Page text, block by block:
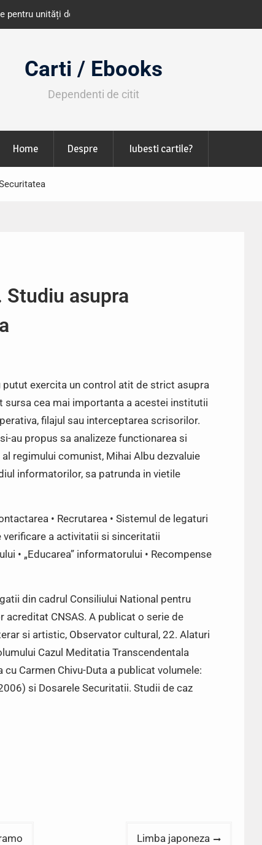
din România
octombrie
Carti / Ebooks
Dependenti de citit
Home Despre Iubesti cartile?
asupra
exercita un control atit de strict asupra
cea mai importanta a acestei institutii
filajul sau interceptarea scrisorilor.
au propus sa analizeze functionarea si
regimului comunist, Mihai Albu dezvaluie
informatorilor, sa patrunda in vietile
• Recrutarea • Sistemul de legaturi
verificare a activitatii si sinceritatii
• „Educarea” informatorului • Recompense
din cadrul Consiliului National pentru
CNSAS. A publicat o serie de
si artistic, Observator cultural, 22. Alaturi
Cazul Meditatia Transcendentala
Carmen Chivu-Duta a publicat volumele:
si Dosarele Securitatii. Studii de caz
Limba japoneza